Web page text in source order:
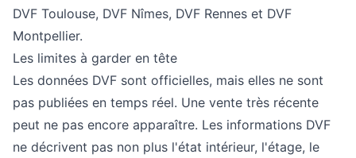
DVF Toulouse, DVF Nîmes, DVF Rennes et DVF
Montpellier.
Les limites à garder en tête
Les données DVF sont officielles, mais elles ne sont
pas publiées en temps réel. Une vente très récente
peut ne pas encore apparaître. Les informations DVF
ne décrivent pas non plus l'état intérieur, l'étage, le